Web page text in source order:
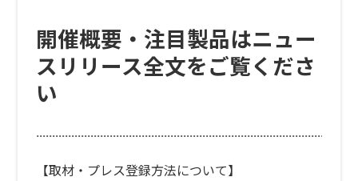
開催概要・注目製品はニュー
スリリース全文をご覧くださ
い
【取材・プレス登録方法について】